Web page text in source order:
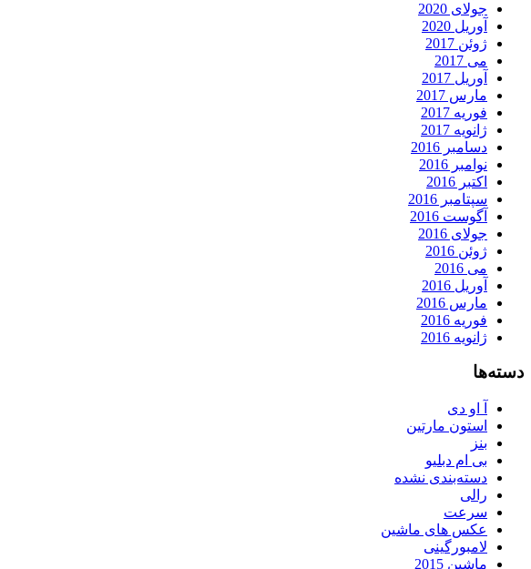
جولای 2020
آوریل 2020
ژوئن 2017
می 2017
آوریل 2017
مارس 2017
فوریه 2017
ژانویه 2017
دسامبر 2016
نوامبر 2016
اکتبر 2016
سپتامبر 2016
آگوست 2016
جولای 2016
ژوئن 2016
می 2016
آوریل 2016
مارس 2016
فوریه 2016
ژانویه 2016
دسته‌ها
آ او دی
استون مارتین
بنز
بی ام دبلیو
دسته‌بندی نشده
رالی
سرعت
عکس های ماشین
لامبورگینی
ماشین 2015